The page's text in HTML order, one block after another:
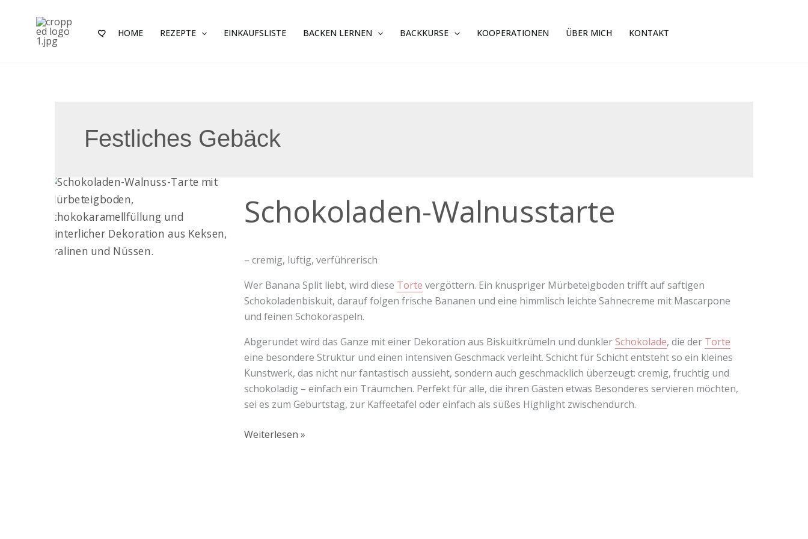
springen
HOME REZEPTE EINKAUFSLISTE BACKEN LERNEN BACKKURSE KOOPERATIONEN ÜBER MICH KONTAKT
Festliches Gebäck
Schokoladen-Walnusstarte
– cremig, luftig, verführerisch
Wer Banana Split liebt, wird diese Torte vergöttern. Ein knuspriger Mürbeteigboden trifft auf saftigen
Schokoladenbiskuit, darauf folgen frische Bananen und eine himmlisch leichte Sahnecreme mit Mascarpone
und feinen Schokoraspeln.
Abgerundet wird das Ganze mit einer Dekoration aus Biskuitkrümeln und dunklerSchokolade, die der Torte
eine besondere Struktur und einen intensiven Geschmack verleiht. Schicht für Schicht entsteht so ein kleines
Kunstwerk, das nicht nur fantastisch aussieht, sondern auch geschmacklich überzeugt: cremig, fruchtig und
schokoladig – einfach ein Träumchen. Perfekt für alle, die ihren Gästen etwas Besonderes servieren möchten,
sei es zum Geburtstag, zur Kaffeetafel oder einfach als süßes Highlight zwischendurch.
Walnusstarte
Weiterlesen »